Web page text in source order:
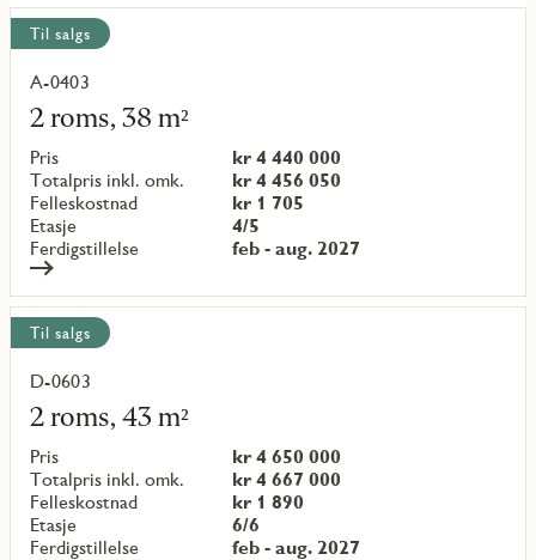
Til salgs
A-0403
2 roms, 38 m²
Pris
kr 4 440 000
Totalpris inkl. omk.
kr 4 456 050
Felleskostnad
kr 1 705
Etasje
4/5
Ferdigstillelse
feb - aug. 2027
Les
mer
om
objekt
{objectNumber}
Til salgs
D-0603
2 roms, 43 m²
Pris
kr 4 650 000
Totalpris inkl. omk.
kr 4 667 000
Felleskostnad
kr 1 890
Etasje
6/6
Ferdigstillelse
feb - aug. 2027
Les
mer
om
objekt
{objectNumber}